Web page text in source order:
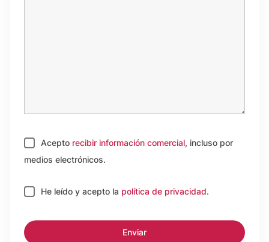
Acepto recibir información comercial, incluso por
medios electrónicos.
He leído y acepto la política de privacidad.